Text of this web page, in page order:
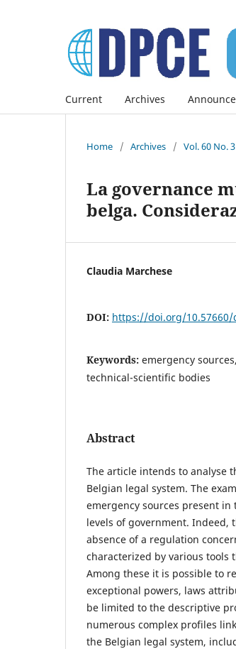
Current Archives
Home / Archives / Vol. 60 No.
La governance
belga.
Claudia Marchese
DOI: https://doi.org/10.57660/
Keywords: emergency
technical-scientific bodies
Abstract
The article intends to analyse
Belgian legal system. The
emergency sources present
levels of government. Indeed,
absence of a regulation
characterized by various tools
Among these it is possible to
exceptional powers, laws
be limited to the descriptive
numerous complex profiles
the Belgian legal system,